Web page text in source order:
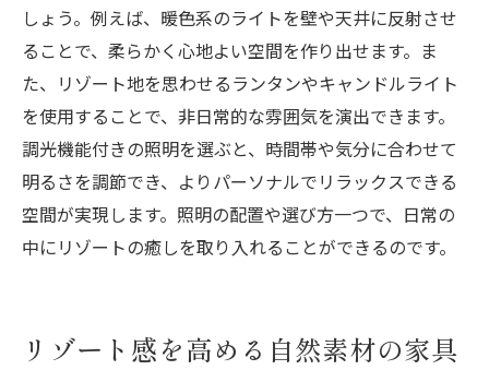
しょう。例えば、暖色系のライトを壁や天井に反射させ
ることで、柔らかく心地よい空間を作り出せます。ま
た、リゾート地を思わせるランタンやキャンドルライト
を使用することで、非日常的な雰囲気を演出できます。
調光機能付きの照明を選ぶと、時間帯や気分に合わせて
明るさを調節でき、よりパーソナルでリラックスできる
空間が実現します。照明の配置や選び方一つで、日常の
中にリゾートの癒しを取り入れることができるのです。
リゾート感を高める自然素材の家具